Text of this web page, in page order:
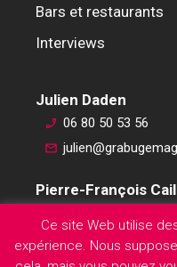
Bars et restaurants
Interviews
Julien Daden
06 80 50 53 56
Pierre-François
pierre-
Ce site Web utilise
expérience. Nous